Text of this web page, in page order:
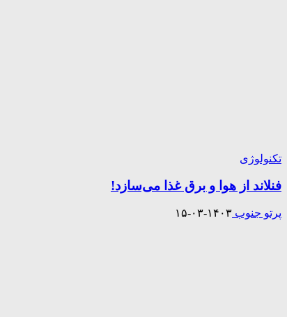
تکنولوژی
فنلاند از هوا و برق غذا می‌سازد!
پرتو جنوب ۱۴۰۳-۰۳-۱۵